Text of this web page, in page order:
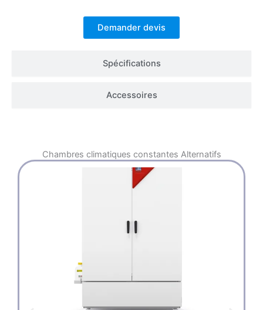
Spécifications
Accessoires
Demander devis
Chambres climatiques constantes Alternatifs